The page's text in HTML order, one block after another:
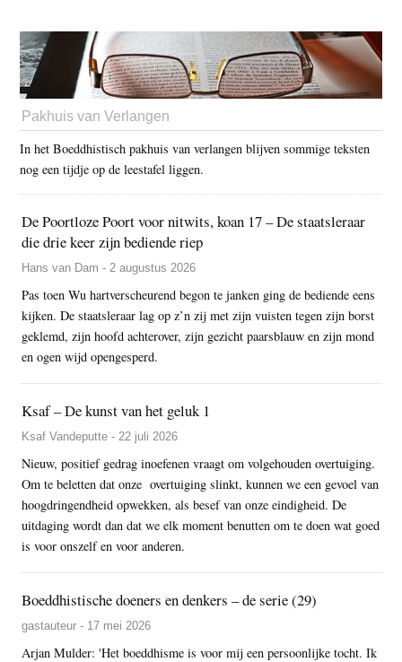
Pakhuis van Verlangen
In het Boeddhistisch pakhuis van verlangen blijven sommige teksten
nog een tijdje op de leestafel liggen.
De Poortloze Poort voor nitwits, koan 17 – De staatsleraar
die drie keer zijn bediende riep
Hans van Dam - 2 augustus 2026
Pas toen Wu hartverscheurend begon te janken ging de bediende eens
kijken. De staatsleraar lag op z’n zij met zijn vuisten tegen zijn borst
geklemd, zijn hoofd achterover, zijn gezicht paarsblauw en zijn mond
en ogen wijd opengesperd.
Ksaf – De kunst van het geluk 1
Ksaf Vandeputte - 22 juli 2026
Nieuw, positief gedrag inoefenen vraagt om volgehouden overtuiging.
Om te beletten dat onze overtuiging slinkt, kunnen we een gevoel van
hoogdringendheid opwekken, als besef van onze eindigheid. De
uitdaging wordt dan dat we elk moment benutten om te doen wat goed
is voor onszelf en voor anderen.
Boeddhistische doeners en denkers – de serie (29)
gastauteur - 17 mei 2026
Arjan Mulder: 'Het boeddhisme is voor mij een persoonlijke tocht. Ik